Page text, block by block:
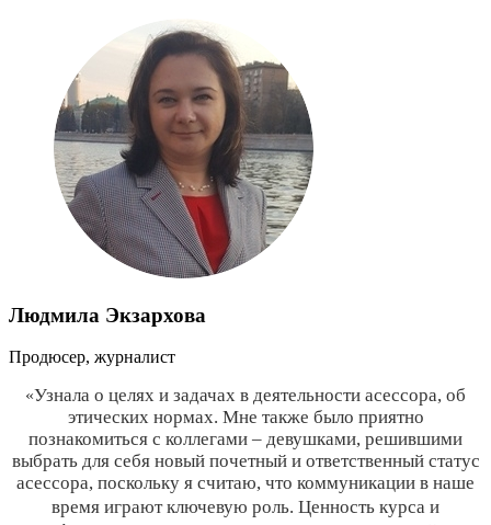
Людмила Экзархова
Продюсер, журналист
«Узнала о целях и задачах в деятельности асессора, об
этических нормах. Мне также было приятно
познакомиться с коллегами – девушками, решившими
выбрать для себя новый почетный и ответственный статус
асессора, поскольку я считаю, что коммуникации в наше
время играют ключевую роль. Ценность курса и